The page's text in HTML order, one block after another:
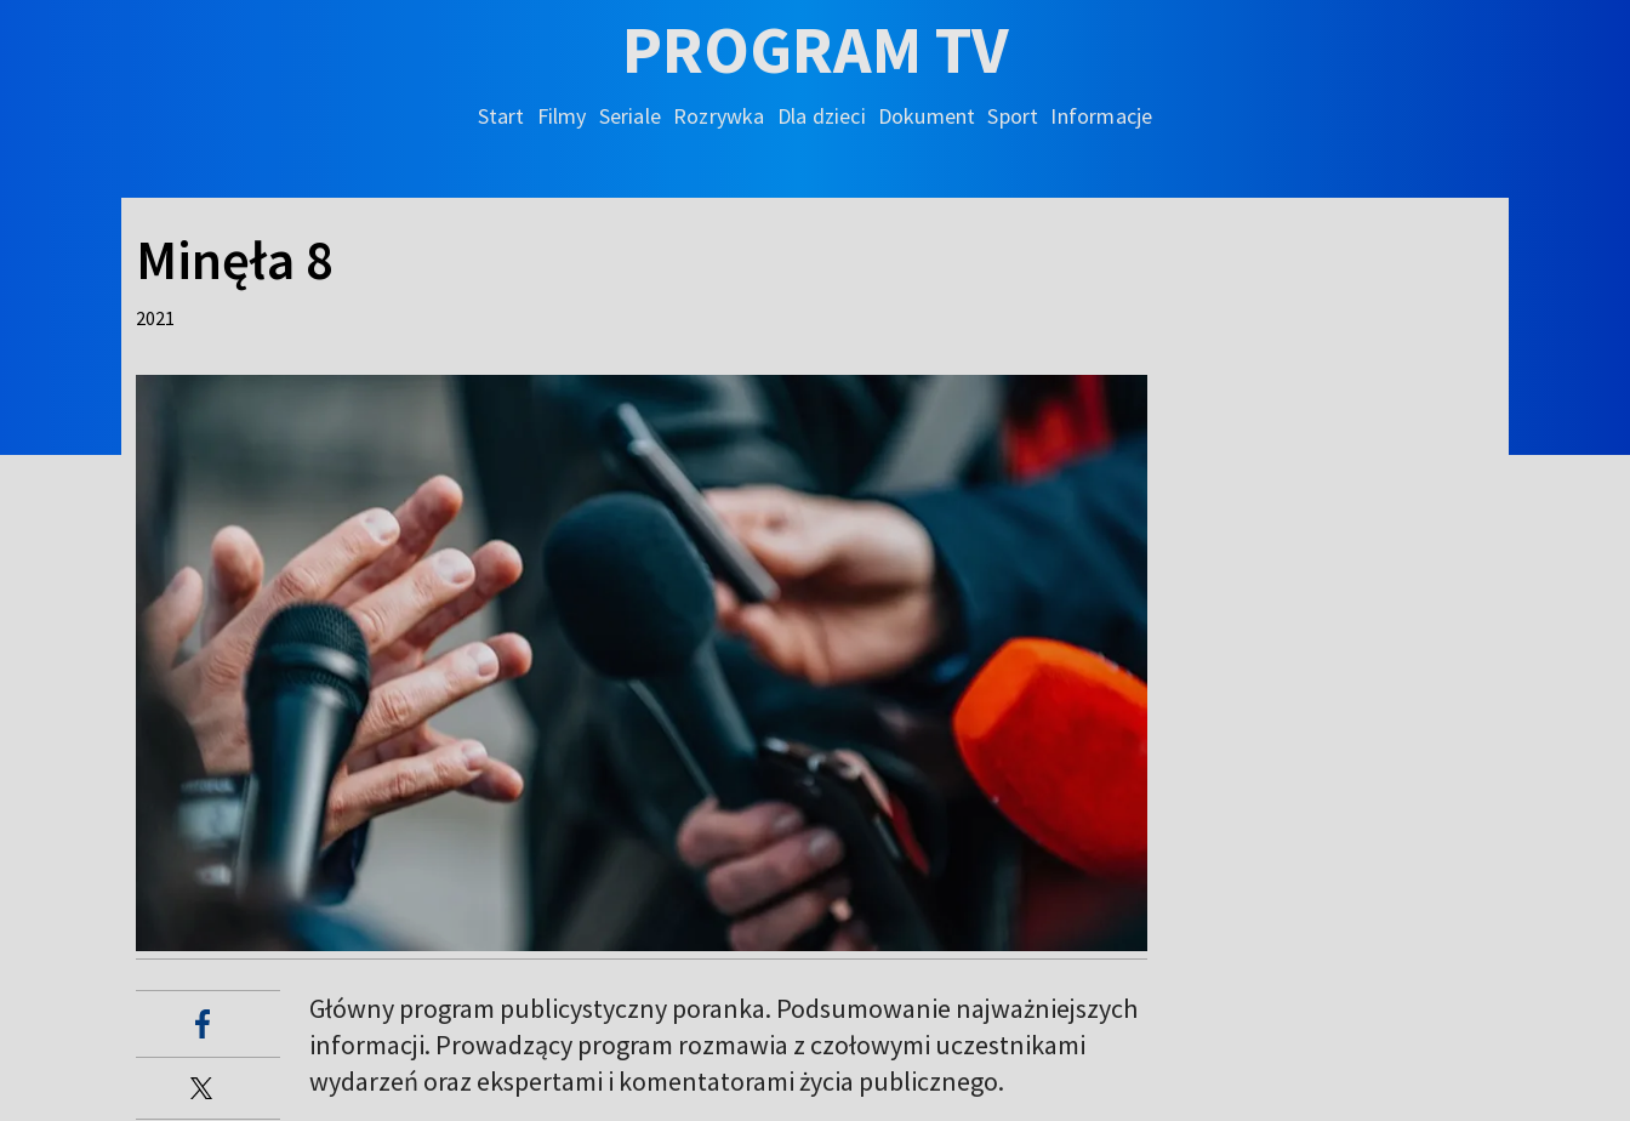
PROGRAM TV
Start Filmy Seriale Rozrywka Dla dzieci Dokument Sport Informacje
Minęła 8
2021
Główny program publicystyczny poranka. Podsumowanie najważniejszych
informacji. Prowadzący program rozmawia z czołowymi uczestnikami
wydarzeń oraz ekspertami i komentatorami życia publicznego.